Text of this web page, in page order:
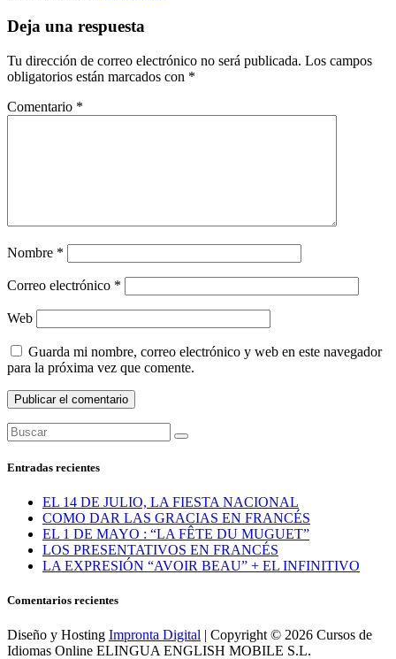
Deja una respuesta
Tu dirección de correo electrónico no será publicada. Los campos
obligatorios están marcados con *
Comentario *
Nombre *
Correo electrónico *
Web
Guarda mi nombre, correo electrónico y web en este navegador
para la próxima vez que comente.
Entradas recientes
EL 14 DE JULIO, LA FIESTA NACIONAL
COMO DAR LAS GRACIAS EN FRANCÉS
EL 1 DE MAYO : “LA FÊTE DU MUGUET”
LOS PRESENTATIVOS EN FRANCÉS
LA EXPRESIÓN “AVOIR BEAU” + EL INFINITIVO
Comentarios recientes
Diseño y Hosting Impronta Digital | Copyright © 2026 Cursos de
Idiomas Online ELINGUA ENGLISH MOBILE S.L.